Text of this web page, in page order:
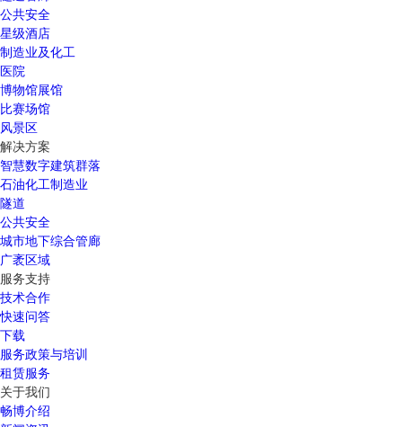
公共安全
星级酒店
制造业及化工
医院
博物馆展馆
比赛场馆
风景区
解决方案
智慧数字建筑群落
石油化工制造业
隧道
公共安全
城市地下综合管廊
广袤区域
服务支持
技术合作
快速问答
下载
服务政策与培训
租赁服务
关于我们
畅博介绍